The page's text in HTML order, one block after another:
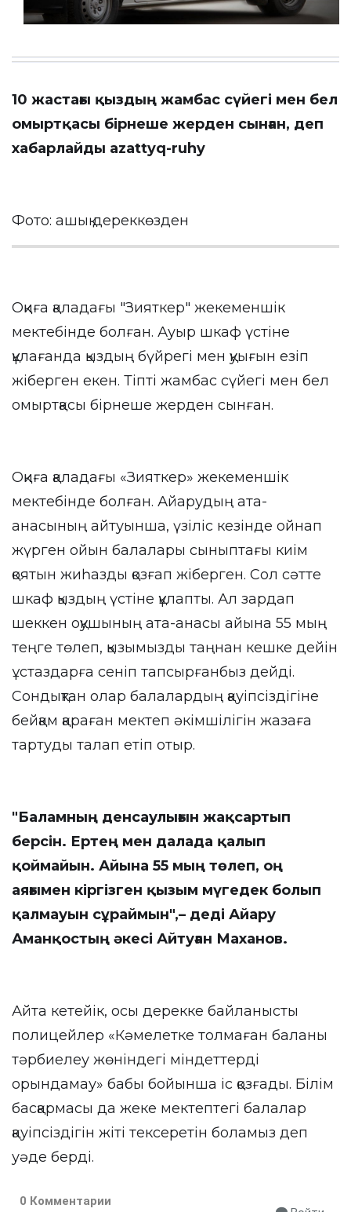
10 жастағы қыздың жамбас сүйегі мен бел
омыртқасы бірнеше жерден сынған, деп
хабарлайды azattyq-ruhy
Фото: ашық дереккөзден
Оқиға қаладағы "Зияткер" жекеменшік
мектебінде болған. Ауыр шкаф үстіне
құлағанда қыздың бүйрегі мен қуығын езіп
жіберген екен. Тіпті жамбас сүйегі мен бел
омыртқасы бірнеше жерден сынған.
Оқиға қаладағы «Зияткер» жекеменшік
мектебінде болған. Айарудың ата-
анасының айтуынша, үзіліс кезінде ойнап
жүрген ойын балалары сыныптағы киім
қоятын жиһазды қозғап жіберген. Сол сәтте
шкаф қыздың үстіне құлапты. Ал зардап
шеккен оқушының ата-анасы айына 55 мың
теңге төлеп, қызымызды таңнан кешке дейін
ұстаздарға сеніп тапсырғанбыз дейді.
Сондықтан олар балалардың қауіпсіздігіне
бейқам қараған мектеп әкімшілігін жазаға
тартуды талап етіп отыр.
"Баламның денсаулығын жақсартып
берсін. Ертең мен далада қалып
қоймайын. Айына 55 мың төлеп, оң
аяғымен кіргізген қызым мүгедек болып
қалмауын сұраймын",– деді Айару
Аманқостың әкесі Айтуған Маханов.
Айта кетейік, осы дерекке байланысты
полицейлер «Кәмелетке толмаған баланы
тәрбиелеу жөніндегі міндеттерді
орындамау» бабы бойынша іс қозғады. Білім
басқармасы да жеке мектептегі балалар
қауіпсіздігін жіті тексеретін боламыз деп
уәде берді.
0 Комментарии